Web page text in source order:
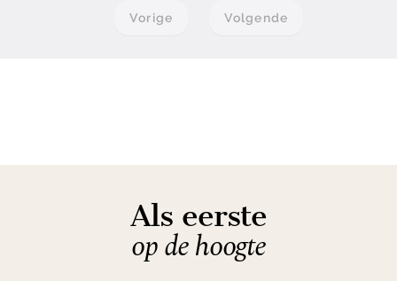
Vorige Volgende
Als eerste
op de hoogte